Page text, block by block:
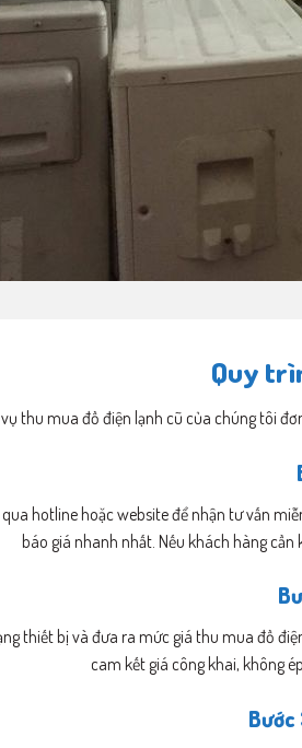
Quy
thu mua đồ điện lạnh cũ của chúng tôi
hotline hoặc website để nhận tư vấn
báo giá nhanh nhất. Nếu khách hàng
thiết bị và đưa ra mức giá thu mua đồ
cam kết giá công khai, không